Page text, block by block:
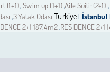
(1+1),Swim up (1+1),Aile Suiti: (2+1) ,
,3 Yatak Odası Türkiye İstanbul
2+1 187.4m2,RESIDENCE 2+1